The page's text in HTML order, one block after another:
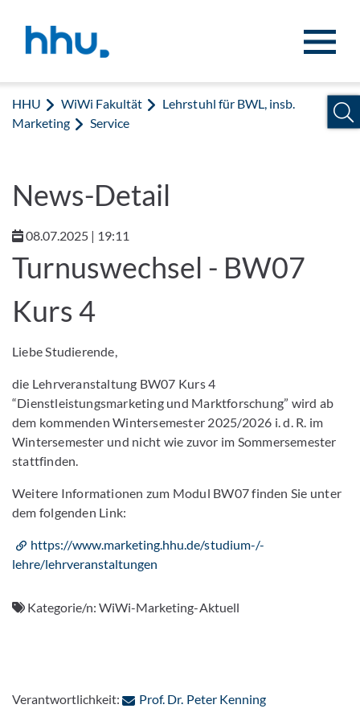
HHU WiWi Fakultät
Lehrstuhl für BWL, insb.
Marketing
Service
News-Detail
08.07.2025 | 19:11
Turnuswechsel - BW07
Kurs 4
Liebe Studierende,
die Lehrveranstaltung BW07 Kurs 4
“Dienstleistungsmarketing und Marktforschung” wird ab
dem kommenden Wintersemester 2025/2026 i. d. R. im
Wintersemester und nicht wie zuvor im Sommersemester
stattfinden.
Weitere Informationen zum Modul BW07 finden Sie unter
dem folgenden Link:
https://www.marketing.hhu.de/studium-/-
lehre/lehrveranstaltungen
Kategorie/n:WiWi-Marketing-Aktuell
Verantwortlichkeit: Prof. Dr. Peter Kenning: Per E-Mail